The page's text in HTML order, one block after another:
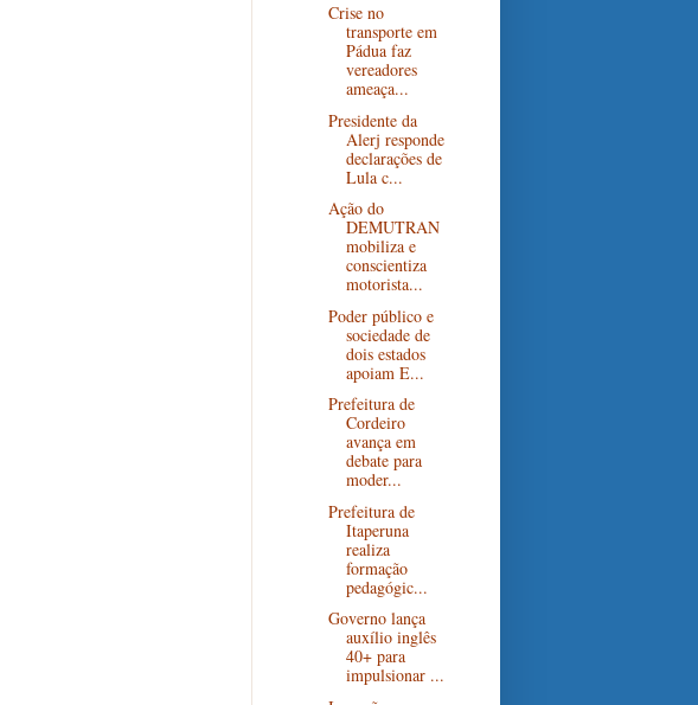
Crise no
transporte em
Pádua faz
vereadores
ameaça...
Presidente da
Alerj responde
declarações de
Lula c...
Ação do
DEMUTRAN
mobiliza e
conscientiza
motorista...
Poder público e
sociedade de
dois estados
apoiam E...
Prefeitura de
Cordeiro
avança em
debate para
moder...
Prefeitura de
Itaperuna
realiza
formação
pedagógic...
Governo lança
auxílio inglês
40+ para
impulsionar ...